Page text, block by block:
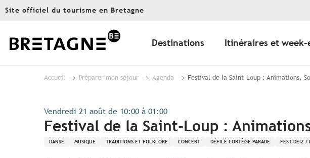
Aller
principal
Site officiel du tourisme en Bretagne
Destinations Itinéraires et week-
Accueil Préparer mon séjour Agenda Festival de la Saint-Loup : Animations,
Vendredi 21 août de 10:00 à 01:00
Festival de la Saint-Loup :
DANSE MUSIQUE TRADITIONS ET FOLKLORE CONCERT DÉFILÉ CORTÈGE PARADE FEST-DEIZ /